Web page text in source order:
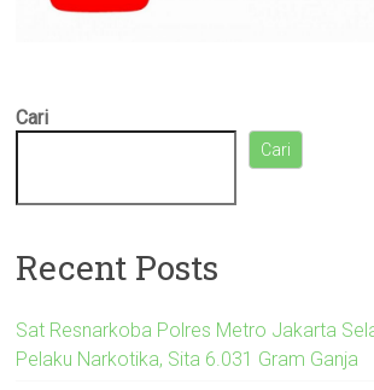
Cari
Cari
Recent Posts
Sat Resnarkoba Polres Metro Jakarta
Pelaku Narkotika, Sita 6.031 Gram Ganja